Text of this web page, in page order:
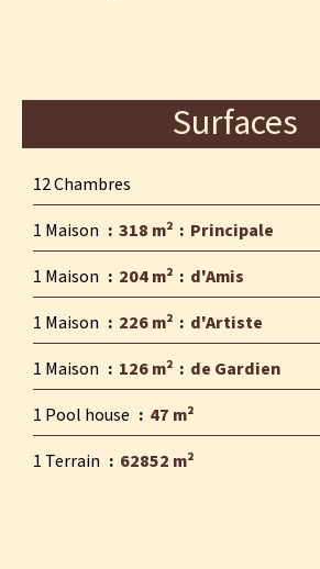
Surfaces
12 Chambres
1 Maison
318 m²
Principale
1 Maison
204 m²
d'Amis
1 Maison
226 m²
d'Artiste
1 Maison
126 m²
de Gardien
1 Pool house
47 m²
1 Terrain
62852 m²